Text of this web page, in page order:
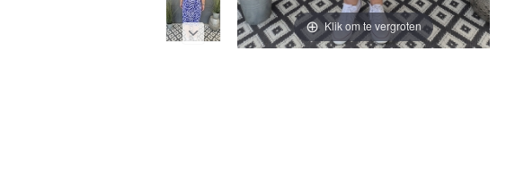
Klik om te vergroten